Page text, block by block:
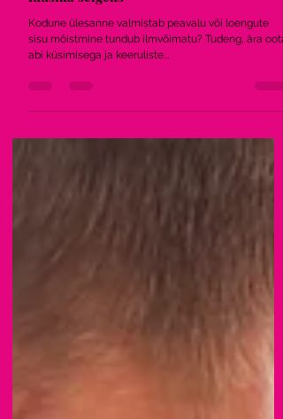
ReaalAbi nõustamisega matemaatika ja
füüsika selgeks
sisu mõistmine tundub ilmvõimatu? Tudeng, ära oota
abi küsimisega ja keeruliste...